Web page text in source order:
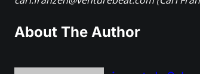
About The Author